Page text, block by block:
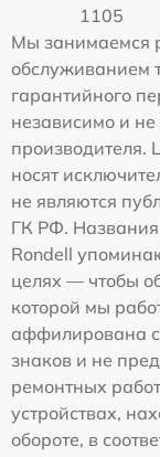
1105
Мы занимаемся
обслуживанием
гарантийного
независимо и
производителя.
носят
не являются
ГК РФ. Названия
Rondell
целях — чтобы
которой мы
аффилирована
знаков и не
ремонтных
устройствах,
обороте, в